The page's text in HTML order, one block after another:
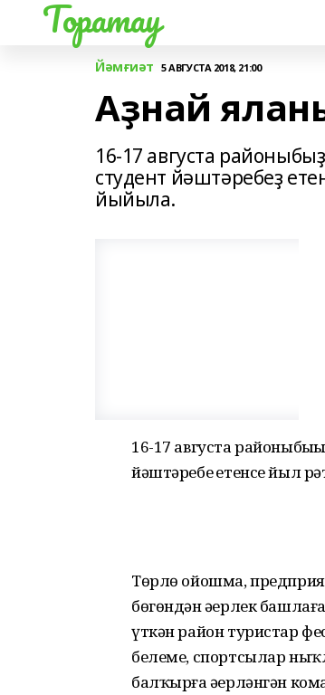
Торатау
Йәмғиәт 5 АВГУСТА 2018, 21:00
Аҙнай
16-17 августа
студент йәштәребеҙ
йыйыла.
16-17 августа
йәштәребеҙ етенсе йыл
Төрлө ойошма,
бөгөндән әҙерлек
үткән район туристар
белеме, спортсылар
балҡырға әҙерләнгән